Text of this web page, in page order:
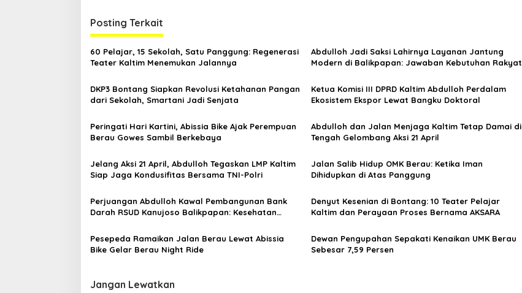
i
g
a
s
i
p
s
Posting Terkait
60 Pelajar, 15 Sekolah, Satu Panggung: Regenerasi
Teater Kaltim Menemukan Jalannya
Abdulloh Jadi Saksi Lahirnya Layanan Jantung
Modern di Balikpapan: Jawaban Kebutuhan Rakyat
DKP3 Bontang Siapkan Revolusi Ketahanan Pangan
dari Sekolah, Smartani Jadi Senjata
Ketua Komisi III DPRD Kaltim Abdulloh Perdalam
Ekosistem Ekspor Lewat Bangku Doktoral
Peringati Hari Kartini, Abissia Bike Ajak Perempuan
Berau Gowes Sambil Berkebaya
Abdulloh dan Jalan Menjaga Kaltim Tetap Damai di
Tengah Gelombang Aksi 21 April
Jelang Aksi 21 April, Abdulloh Tegaskan LMP Kaltim
Siap Jaga Kondusifitas Bersama TNI-Polri
Jalan Salib Hidup OMK Berau: Ketika Iman
Dihidupkan di Atas Panggung
Perjuangan Abdulloh Kawal Pembangunan Bank
Darah RSUD Kanujoso Balikpapan: Kesehatan
Denyut Kesenian di Bontang: 10 Teater Pelajar
Kaltim dan Perayaan Proses Bernama AKSARA
Pesepeda Ramaikan Jalan Berau Lewat Abissia
Bike Gelar Berau Night Ride
Dewan Pengupahan Sepakati Kenaikan UMK Berau
Sebesar 7,59 Persen
Jangan Lewatkan